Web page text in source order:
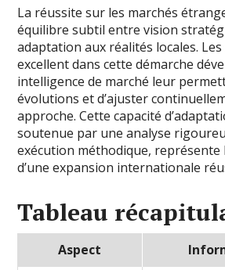
La réussite sur les marchés
équilibre subtil entre vision
adaptation aux réalités locales.
excellent dans cette démarche
intelligence de marché leur
évolutions et d’ajuster
approche. Cette capacité
soutenue par une analyse
exécution méthodique, représente
d’une expansion internationale
Tableau
Aspect